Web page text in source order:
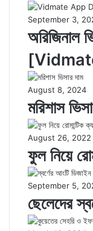
September 3,
অরিজিনাল
August 8, 2024
মরিশাস
August 26, 2022
ফুল নিয়ে
September 5,
ছেলেদের